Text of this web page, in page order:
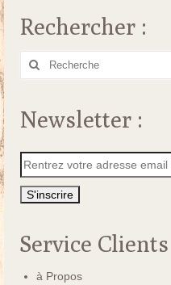
Rechercher :
Rechercher
Newsletter :
Service Clients
à Propos